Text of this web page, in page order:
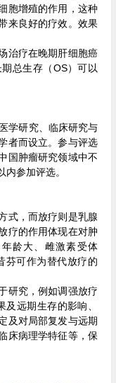
胞增殖的作用，这种
来良好的疗效。效果
治疗在晚期肝细胞癌
总生存（OS）可以
学研究、临床研究与
者而设立。参与评选
国肿瘤研究领域中不
参加评选。
式，而放疗则是乳腺
疗的作用体现在对肿
龄大、雌激素受体
芬可作为替代放疗的
研究，例如调强放疗
及远期生存的影响、
及对局部复发与远期
床病理学特征等，保